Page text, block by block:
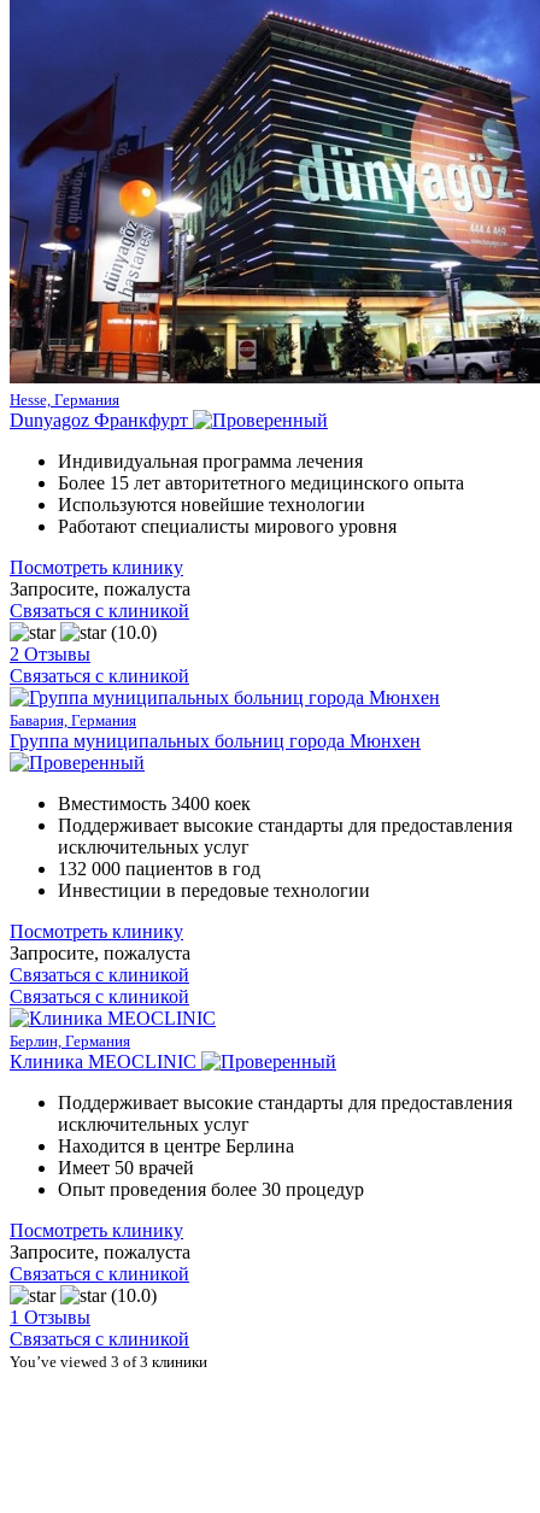
Hesse, Германия
Dunyagoz Франкфурт
Индивидуальная программа лечения
Более 15 лет авторитетного медицинского опыта
Используются новейшие технологии
Работают специалисты мирового уровня
Посмотреть клинику
Запросите, пожалуста
Связаться с клиникой
(10.0)
2 Отзывы
Связаться с клиникой
Бавария, Германия
Группа муниципальных больниц города Мюнхен
Вместимость 3400 коек
Поддерживает высокие стандарты для предоставления
исключительных услуг
132 000 пациентов в год
Инвестиции в передовые технологии
Посмотреть клинику
Запросите, пожалуста
Связаться с клиникой
Связаться с клиникой
Берлин, Германия
Клиника MEOCLINIC
Поддерживает высокие стандарты для предоставления
исключительных услуг
Находится в центре Берлина
Имеет 50 врачей
Опыт проведения более 30 процедур
Посмотреть клинику
Запросите, пожалуста
Связаться с клиникой
(10.0)
1 Отзывы
Связаться с клиникой
You’ve viewed 3 of 3 клиники